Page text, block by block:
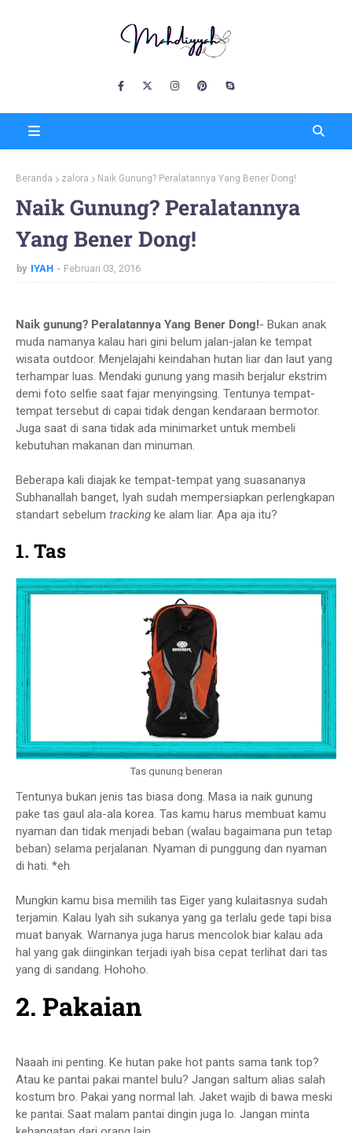
Beranda zalora Naik Gunung? Peralatannya Yang Bener Dong!
Naik Gunung? Peralatannya
Yang Bener Dong!
by IYAH Februari 03, 2016
Naik gunung? Peralatannya Yang Bener Dong!- Bukan anak
muda namanya kalau hari gini belum jalan-jalan ke tempat
wisata outdoor. Menjelajahi keindahan hutan liar dan laut yang
terhampar luas. Mendaki gunung yang masih berjalur ekstrim
demi foto selfie saat fajar menyingsing. Tentunya tempat-
tempat tersebut di capai tidak dengan kendaraan bermotor.
Juga saat di sana tidak ada minimarket untuk membeli
kebutuhan makanan dan minuman.
Beberapa kali diajak ke tempat-tempat yang suasananya
Subhanallah banget, Iyah sudah mempersiapkan perlengkapan
standart sebelum tracking ke alam liar. Apa aja itu?
1. Tas
Tas gunung beneran
Tentunya bukan jenis tas biasa dong. Masa ia naik gunung
pake tas gaul ala-ala korea. Tas kamu harus membuat kamu
nyaman dan tidak menjadi beban (walau bagaimana pun tetap
beban) selama perjalanan. Nyaman di punggung dan nyaman
di hati. *eh
Mungkin kamu bisa memilih tas Eiger yang kulaitasnya sudah
terjamin. Kalau Iyah sih sukanya yang ga terlalu gede tapi bisa
muat banyak. Warnanya juga harus mencolok biar kalau ada
hal yang gak diinginkan terjadi iyah bisa cepat terlihat dari tas
yang di sandang. Hohoho.
2. Pakaian
Naaah ini penting. Ke hutan pake hot pants sama tank top?
Atau ke pantai pakai mantel bulu? Jangan saltum alias salah
kostum bro. Pakai yang normal lah. Jaket wajib di bawa meski
ke pantai. Saat malam pantai dingin juga lo. Jangan minta